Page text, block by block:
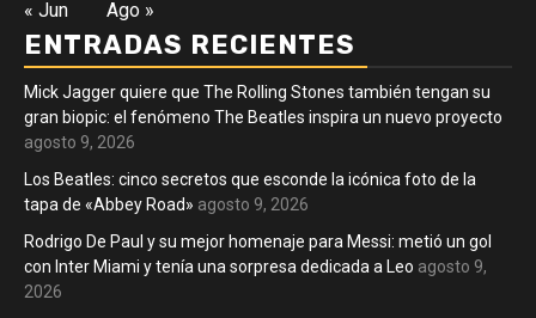
« Jun Ago »
ENTRADAS RECIENTES
Mick Jagger quiere que The Rolling Stones también tengan su
gran biopic: el fenómeno The Beatles inspira un nuevo proyecto
agosto 9, 2026
Los Beatles: cinco secretos que esconde la icónica foto de la
tapa de «Abbey Road» agosto 9, 2026
Rodrigo De Paul y su mejor homenaje para Messi: metió un gol
con Inter Miami y tenía una sorpresa dedicada a Leo agosto 9,
2026